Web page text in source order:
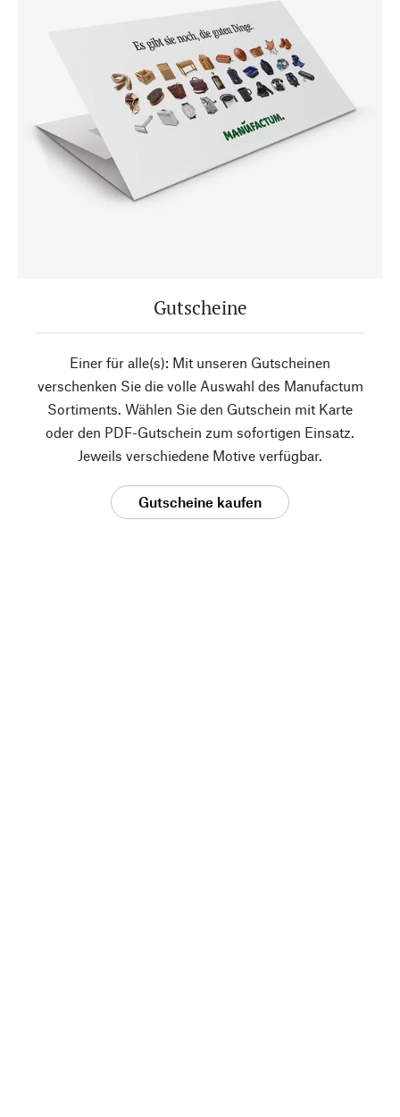
Gutscheine
Einer für alle(s): Mit unseren Gutscheinen
verschenken Sie die volle Auswahl des Manufactum
Sortiments. Wählen Sie den Gutschein mit Karte
oder den PDF-Gutschein zum sofortigen Einsatz.
Jeweils verschiedene Motive verfügbar.
Gutscheine kaufen